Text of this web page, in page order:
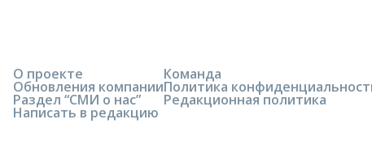
О проекте
Обновления компании
Раздел “СМИ о нас”
Написать в редакцию
Команда
Политика
Редакционная политика